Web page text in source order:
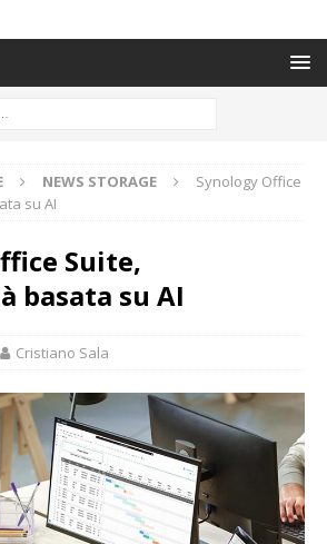
NEWS STORAGE
Synology Office
su AI
Suite,
basata su AI
Cristiano Sala